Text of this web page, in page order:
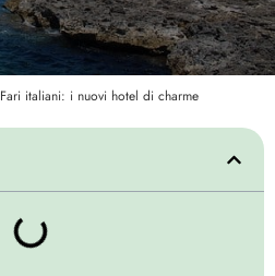
Fari italiani: i nuovi hotel di charme